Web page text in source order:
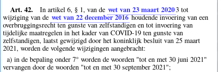
Art. 42. In artikel 6, § 1, van de wet van 23 maart 20203 tot
wijziging van de wet van 22 december 2016houdende invoering van een
overbruggingsrecht ten gunste van zelfstandigen en tot invoering van
tijdelijke maatregelen in het kader van COVID-19 ten gunste van
zelfstandigen, laatst gewijzigd door het koninklijk besluit van 25 maart
2021, worden de volgende wijzigingen aangebracht:
a) in de bepaling onder 7° worden de woorden "tot en met 30 juni 2021"
vervangen door de woorden "tot en met 30 september 2021";